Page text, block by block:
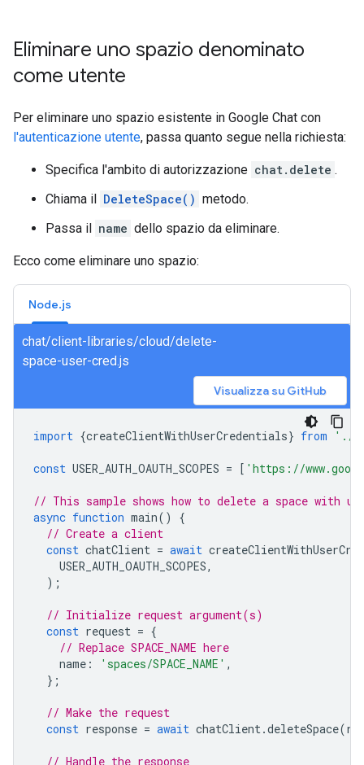
Eliminare uno spazio denominato
come utente
Per eliminare uno spazio esistente in Google Chat con
l'autenticazione utente, passa quanto segue nella richiesta:
Specifica l'ambito di autorizzazione chat.delete .
Chiama il DeleteSpace() metodo.
Passa il name dello spazio da eliminare.
Ecco come eliminare uno spazio:
Node.js
chat/client-libraries/cloud/delete-
space-user-cred.js
Visualizza su GitHub
import {createClientWithUserCredentials} from './
const USER_AUTH_OAUTH_SCOPES = [ 'https://
// This sample shows how to delete a space with
async function main()
{
// Create a client
const chatClient = await
USER_AUTH_OAUTH_SCOPES,
);
// Initialize request argument(s)
const request = {
// Replace SPACE_NAME here
name : 'spaces/SPACE_NAME' ,
};
// Make the request
const response = await chatClient.deleteSpace(
// Handle the response